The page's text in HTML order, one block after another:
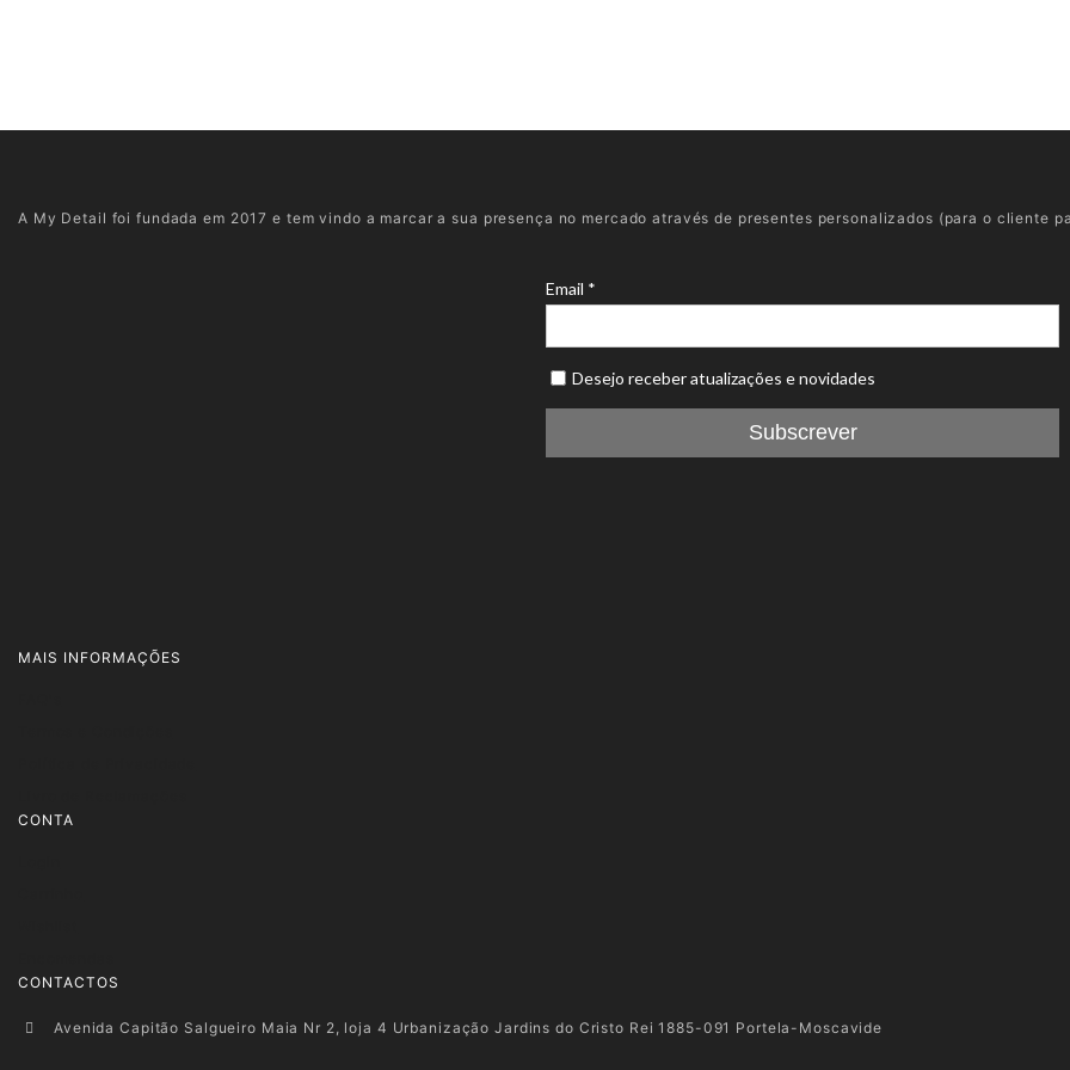
A My Detail foi fundada em 2017 e tem vindo a marcar a sua presença no mercado através de presentes personalizados (para o cliente
MAIS INFORMAÇÕES
CONTA
CONTACTOS
Avenida Capitão Salgueiro Maia Nr 2, loja 4 Urbanização Jardins do Cristo Rei 1885-091 Portela-Moscavide